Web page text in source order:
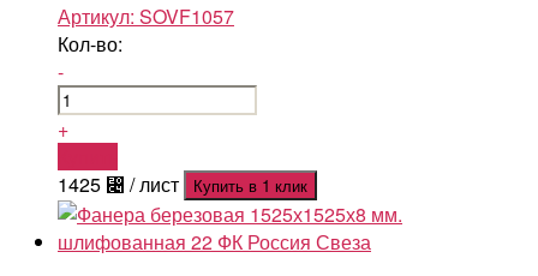
Артикул: SOVF1057
Кол-во:
-
+
1425 ⃄ / лист Купить в 1 клик